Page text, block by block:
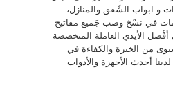
و ابواب الشّقق والمنازل،
في نسْخ وصب جَميع مفاتيح
أفْضل الأيدي العاملة المتخصصة
من الخبرة والكفاءة في
أحدث الأجهزة والأدوات